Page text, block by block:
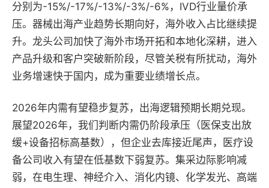
分别为-15%/-17%/-13%/-3%/-6%，IVD行业量价承
压。器械出海产业趋势长期向好，海外收入占比继续提
升。龙头公司加快了海外市场开拓和本地化深耕，进入
产品升级和客户突破新阶段，尽管关税有所扰动，海外
业务增速快于国内，成为重要业绩增长点。
2026年内需有望稳步复苏，出海逻辑预期长期兑现。
展望2026年，我们判断内需仍阶段承压（医保支出放
缓+设备招标高基数），但企业去库接近尾声，医疗设
备公司收入有望在低基数下弱复苏。集采边际影响减
弱，在电生理、神经介入、消化内镜、化学发光、高端